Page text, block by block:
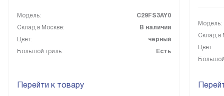
Модель:
C29FS3AY0
Склад в Москве:
В наличии
Цвет:
черный
Большой гриль:
Есть
Перейти к товару
Модель:
Склад в
Цвет: